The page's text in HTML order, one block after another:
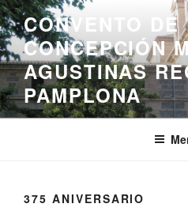
Saltar
al
contenido
CONVENTO
CONCEPCIÓN
AGUSTINAS
PAMPLONA
375 ANIVERSARIO